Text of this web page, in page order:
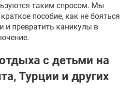
таким спросом. Мы
пособие, как не бояться
и превратить каникулы в
с детьми на
, Турции и других